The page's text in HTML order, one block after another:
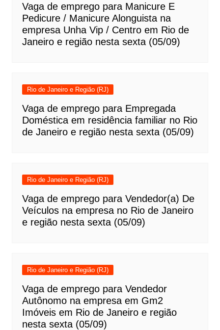
Vaga de emprego para Manicure E
Pedicure / Manicure Alonguista na
empresa Unha Vip / Centro em Rio de
Janeiro e região nesta sexta (05/09)
Rio de Janeiro e Região (RJ)
Vaga de emprego para Empregada
Doméstica em residência familiar no Rio
de Janeiro e região nesta sexta (05/09)
Rio de Janeiro e Região (RJ)
Vaga de emprego para Vendedor(a) De
Veículos na empresa no Rio de Janeiro
e região nesta sexta (05/09)
Rio de Janeiro e Região (RJ)
Vaga de emprego para Vendedor
Autônomo na empresa em Gm2
Imóveis em Rio de Janeiro e região
nesta sexta (05/09)